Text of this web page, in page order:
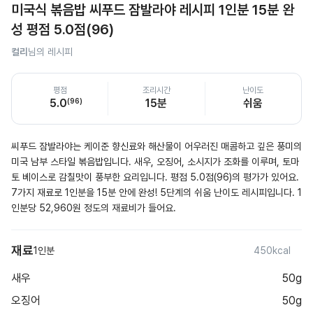
미국식 볶음밥 씨푸드 잠발라야 레시피 1인분 15분 완
성 평점 5.0점(96)
컬리 님의 레시피
평점
5.0(96)
조리시간
15분
난이도
쉬움
씨푸드 잠발라야는 케이준 향신료와 해산물이 어우러진 매콤하고 깊은 풍미의
미국 남부 스타일 볶음밥입니다. 새우, 오징어, 소시지가 조화를 이루며, 토마
토 베이스로 감칠맛이 풍부한 요리입니다. 평점 5.0점(96)의 평가가 있어요.
7가지 재료로 1인분을 15분 안에 완성! 5단계의 쉬움 난이도 레시피입니다. 1
인분당 52,960원 정도의 재료비가 들어요.
재료1인분 450kcal
새우
50g
오징어
50g